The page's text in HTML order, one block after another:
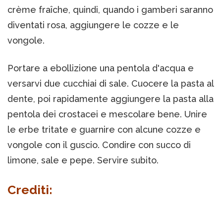
crème fraîche, quindi, quando i gamberi saranno
diventati rosa, aggiungere le cozze e le
vongole.
Portare a ebollizione una pentola d'acqua e
versarvi due cucchiai di sale. Cuocere la pasta al
dente, poi rapidamente aggiungere la pasta alla
pentola dei crostacei e mescolare bene. Unire
le erbe tritate e guarnire con alcune cozze e
vongole con il guscio. Condire con succo di
limone, sale e pepe. Servire subito.
Crediti: